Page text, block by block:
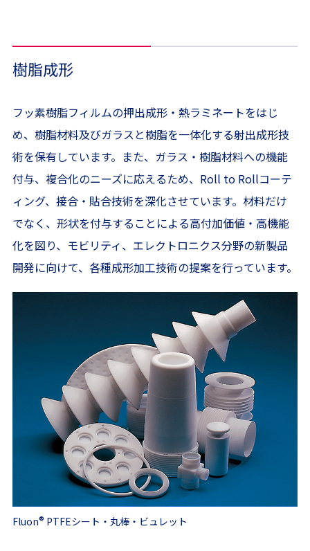
樹脂成形
フッ素樹脂フィルムの押出成形・熱ラミネートをはじ
め、樹脂材料及びガラスと樹脂を一体化する射出成形技
術を保有しています。また、ガラス・樹脂材料への機能
付与、複合化のニーズに応えるため、Roll to Rollコーテ
ィング、接合・貼合技術を深化させています。材料だけ
でなく、形状を付与することによる高付加価値・高機能
化を図り、モビリティ、エレクトロニクス分野の新製品
開発に向けて、各種成形加工技術の提案を行っています。
Fluon® PTFEシート・丸棒・ビュレット